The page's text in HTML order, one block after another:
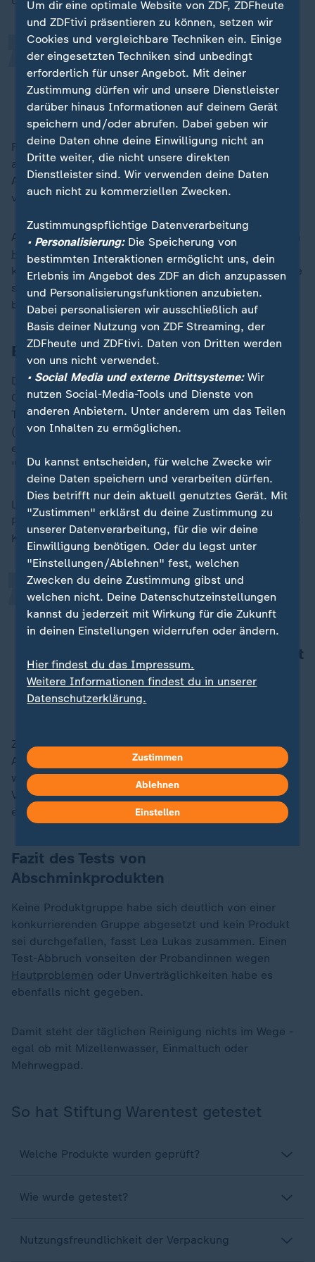
Die Pads kommen ohne zusätzliche
Abschminkmittel aus.
Lea Lukas, Redakteurin für Kosmetik, Stiftung Warentest
Für Menschen, die auf kosmetische Inhaltsstoffe
allergisch reagieren, sei dies ein Vorteil, so Lukas.
Außerdem sind sie günstig, wiederverwendbar und
verursachen deshalb kaum Abfall.
Auch fürVielreisendesind die Pads geeignet, da sie im
Handgepäcktransportiert werden und nicht auslaufen
können. Regelmäßiges Waschen in der Waschmaschine
sei allerdings zum Schutz vor Keimen erforderlich,
betont Lukas.
Einmaltücher mit Schwächen im Test
Die Einmaltücher von dm Balea gehören mit etwa drei
Cent pro Tuch zu den günstigen Produkten dieser
Testkategorie. Sie schnitten mit der Gesamtnote "gut"
(2,3) ab. Drei der sieben geprüften Einmaltücher
erhielten bei der Reinigungswirkung die Note
"befriedigend".
Laut Stiftung Warentest seinen Feuchttücher gut für
Personen geeignet, die viel unterwegs sind - sei es auf
Kurztrips, im
Fitnessstudio oder auf Reisen.
Die Einwegtücher können ins
Handgepäck, sind überall sofort
einsatzbereit und die Qualität des
Leitungswassers am Urlaubsort spielt
keine Rolle.
„
Lea Lukas, Stiftung Warentest
Zu bedenken ist, dass Einmaltücher bei jeder
Anwendung Abfall erzeugen, der im
entsorgt
werden muss.Im Abwasserkönnten Feuchttücher zu
Verstopfungen von Rohren und Pumpen führen,
ergänzt die Expertin.
Fazit des Tests von
Abschminkprodukten
Keine Produktgruppe habe sich deutlich von einer
konkurrierenden Gruppe abgesetzt und kein Produkt
sei durchgefallen, fasst Lea Lukas zusammen. Einen
Test-Abbruch vonseiten der Probandinnen wegen
Hautproblemen oder Unverträglichkeiten habe es
ebenfalls nicht gegeben.
Damit steht der täglichen Reinigung nichts im Wege -
egal ob mit Mizellenwasser, Einmaltuch oder
Mehrwegpad.
So hat Stiftung Warentest getestet
Welche Produkte wurden geprüft?
Wie wurde getestet?
Nutzungsfreundlichkeit der Verpackung
Um dir eine optimale Website von ZDF, ZDFheute
und ZDFtivi präsentieren zu können, setzen wir
Cookies und vergleichbare Techniken ein. Einige
der eingesetzten Techniken sind unbedingt
erforderlich für unser Angebot. Mit deiner
Zustimmung dürfen wir und unsere Dienstleister
darüber hinaus Informationen auf deinem Gerät
speichern und/oder abrufen. Dabei geben wir
deine Daten ohne deine Einwilligung nicht an
Dritte weiter, die nicht unsere direkten
Dienstleister sind. Wir verwenden deine Daten
auch nicht zu kommerziellen Zwecken.
Zustimmungspflichtige Datenverarbeitung
• Personalisierung:Die Speicherung von
bestimmten Interaktionen ermöglicht uns, dein
Erlebnis im Angebot des ZDF an dich anzupassen
und Personalisierungsfunktionen anzubieten.
Dabei personalisieren wir ausschließlich auf
Basis deiner Nutzung von ZDF Streaming, der
ZDFheute und ZDFtivi. Daten von Dritten werden
von uns nicht verwendet.
• Social Media und externe Drittsysteme:Wir
nutzen Social-Media-Tools und Dienste von
anderen Anbietern. Unter anderem um das Teilen
von Inhalten zu ermöglichen.
Du kannst entscheiden, für welche Zwecke wir
deine Daten speichern und verarbeiten dürfen.
Dies betrifft nur dein aktuell genutztes Gerät. Mit
"Zustimmen" erklärst du deine Zustimmung zu
unserer Datenverarbeitung, für die wir deine
Einwilligung benötigen. Oder du legst unter
"Einstellungen/Ablehnen" fest, welchen
Zwecken du deine Zustimmung gibst und
welchen nicht. Deine Datenschutzeinstellungen
kannst du jederzeit mit Wirkung für die Zukunft
in deinen Einstellungen widerrufen oder ändern.
Hier findest du das Impressum.
Weitere Informationen findest du in unserer
Datenschutzerklärung.
Zustimmen
Ablehnen
Einstellen